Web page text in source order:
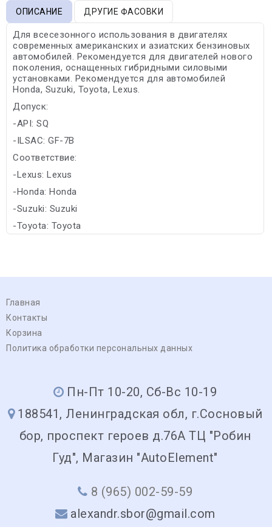
ОПИСАНИЕ ДРУГИЕ ФАСОВКИ
Для всесезонного использования в двигателях
современных американских и азиатских бензиновых
автомобилей. Рекомендуется для двигателей нового
поколения, оснащенных гибридными силовыми
установками. Рекомендуется для автомобилей
Honda, Suzuki, Toyota, Lexus.
Допуск:
-API: SQ
-ILSAC: GF-7B
Соответствие:
-Lexus: Lexus
-Honda: Honda
-Suzuki: Suzuki
-Toyota: Toyota
Главная
Контакты
Корзина
Политика обработки персональных данных
Пн-Пт 10-20, Сб-Вс 10-19
188541, Ленинградская обл, г.Сосновый
бор, проспект героев д.76А ТЦ "Робин
Гуд", Магазин "AutoElement"
8 (965) 002-59-59
alexandr.sbor@gmail.com